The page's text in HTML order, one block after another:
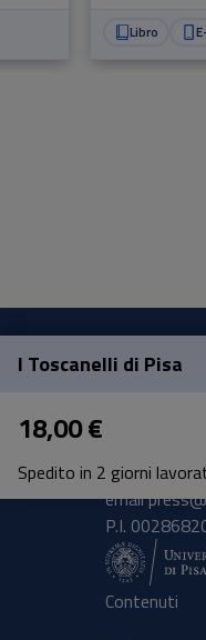
Libro
I Toscanelli di Pisa
18,00 €
Spedito in 2 giorni
Pisa
Lungarno
tel.+39 050
email
P.I.
Contenuti